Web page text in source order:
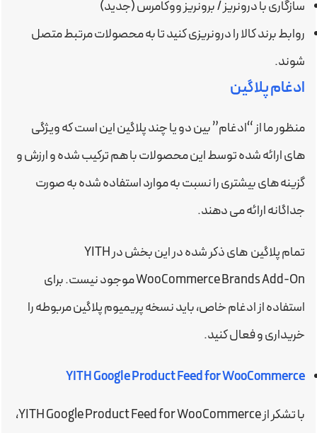
سازگاری با درونریز / برونریز ووکامرس (جدید)
روابط برند کالا را درونریزی کنید تا به محصولات مرتبط متصل
شوند.
ادغام پلاگین
منظور ما از “ادغام” بین دو یا چند پلاگین این است که ویژگی
های ارائه شده توسط این محصولات با هم ترکیب شده و ارزش و
گزینه های بیشتری را نسبت به موارد استفاده شده به صورت
جداگانه ارائه می دهند.
تمام پلاگین های ذکر شده در این بخش در YITH
WooCommerce Brands Add-On موجود نیست. برای
استفاده از ادغام خاص، باید نسخه پریمیوم پلاگین مربوطه را
خریداری و فعال کنید.
YITH Google Product Feed for WooCommerce
با تشکر از YITH Google Product Feed for WooCommerce،